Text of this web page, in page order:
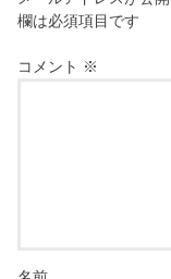
欄は必須項目です
コメント ※